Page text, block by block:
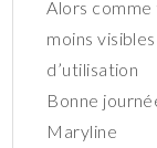
Alors comme
moins
d’utilisation
Bonne
Maryline